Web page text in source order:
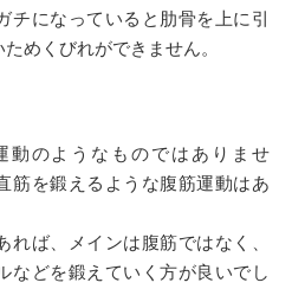
チになっていると肋骨を上に引
めくびれができません。
動のようなものではありませ
を鍛えるような腹筋運動はあ
れば、メインは腹筋ではなく、
などを鍛えていく方が良いでし